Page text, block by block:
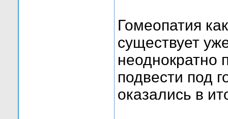
Гомеопатия
существует
неоднократно
подвести под
оказались в